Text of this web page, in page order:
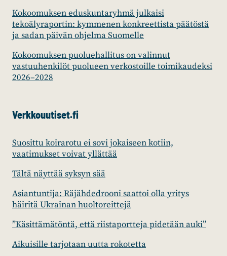
Kokoomuksen eduskuntaryhmä julkaisi
tekoälyraportin: kymmenen konkreettista päätöstä
ja sadan päivän ohjelma Suomelle
Kokoomuksen puoluehallitus on valinnut
vastuuhenkilöt puolueen verkostoille toimikaudeksi
2026–2028
Verkkouutiset.fi
Suosittu koirarotu ei sovi jokaiseen kotiin,
vaatimukset voivat yllättää
Tältä näyttää syksyn sää
Asiantuntija: Räjähdedrooni saattoi olla yritys
häiritä Ukrainan huoltoreittejä
”Käsittämätöntä, että riistaportteja pidetään auki”
Aikuisille tarjotaan uutta rokotetta